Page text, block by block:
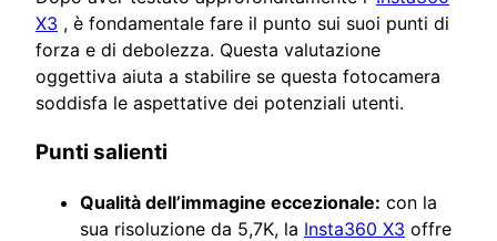
X3 , è fondamentale fare il punto sui suoi punti di
forza e di debolezza. Questa valutazione
oggettiva aiuta a stabilire se questa fotocamera
soddisfa le aspettative dei potenziali utenti.
Punti salienti
Qualità dell’immagine eccezionale: con la
sua risoluzione da 5,7K, la Insta360 X3 offre